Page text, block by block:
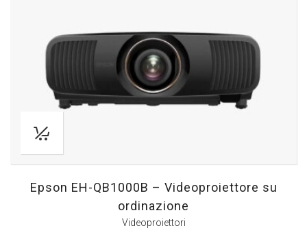
Epson EH-QB1000B – Videoproiettore su
ordinazione
Videoproiettori